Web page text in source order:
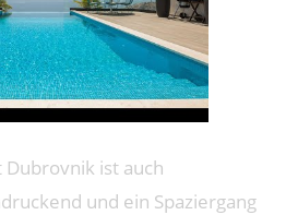
ist auch
und ein Spaziergang